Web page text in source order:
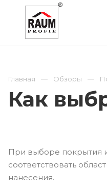
Главная
Обзоры
Как
При выборе покрытия
соответствовать
нанесения.